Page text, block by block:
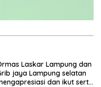
Laskar Lampung dan
jaya Lampung selatan
dan ikut serta